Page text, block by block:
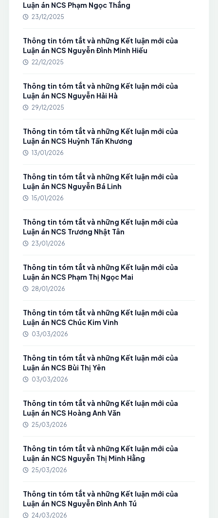
Luận án NCS Phạm Ngọc Thắng
23/12/2025
Thông tin tóm tắt và những Kết luận mới của
Luận án NCS Nguyễn Đình Minh Hiếu
22/12/2025
Thông tin tóm tắt và những Kết luận mới của
Luận án NCS Nguyễn Hải Hà
29/12/2025
Thông tin tóm tắt và những Kết luận mới của
Luận án NCS Huỳnh Tấn Khương
13/01/2026
Thông tin tóm tắt và những Kết luận mới của
Luận án NCS Nguyễn Bá Linh
15/01/2026
Thông tin tóm tắt và những Kết luận mới của
Luận án NCS Trương Nhật Tân
23/01/2026
Thông tin tóm tắt và những Kết luận mới của
Luận án NCS Phạm Thị Ngọc Mai
28/01/2026
Thông tin tóm tắt và những Kết luận mới của
Luận án NCS Chúc Kim Vinh
03/03/2026
Thông tin tóm tắt và những Kết luận mới của
Luận án NCS Bùi Thị Yên
03/03/2026
Thông tin tóm tắt và những Kết luận mới của
Luận án NCS Hoàng Anh Văn
25/03/2026
Thông tin tóm tắt và những Kết luận mới của
Luận án NCS Nguyễn Thị Minh Hằng
25/03/2026
Thông tin tóm tắt và những Kết luận mới của
Luận án NCS Nguyễn Đình Anh Tú
24/03/2026